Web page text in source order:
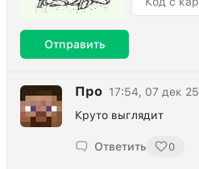
Отправить
Про 17:54, 07 дек 25
Круто выглядит
Ответить 0